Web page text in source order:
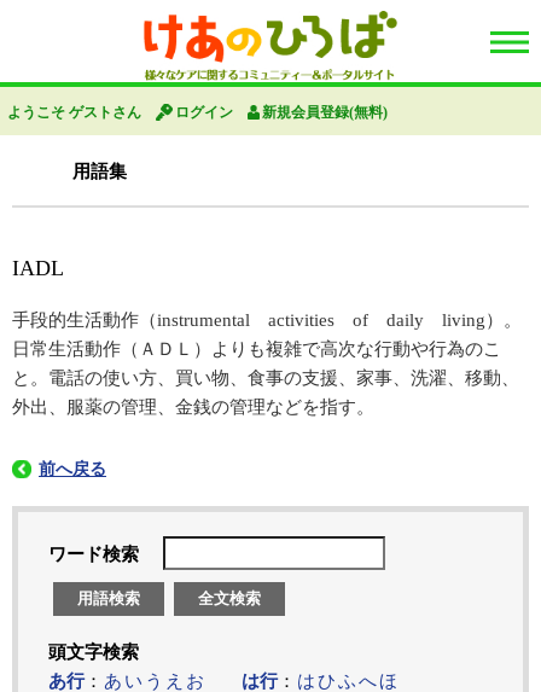
ようこそ ゲストさん ログイン 新規会員登録(無料)
用語集
IADL
手段的生活動作（instrumental activities of daily living）。
日常生活動作（ＡＤＬ）よりも複雑で高次な行動や行為のこ
と。電話の使い方、買い物、食事の支援、家事、洗濯、移動、
外出、服薬の管理、金銭の管理などを指す。
前へ戻る
ワード検索
用語検索 全文検索
頭文字検索
あ行： あ い う え お
は行： はひふへほ